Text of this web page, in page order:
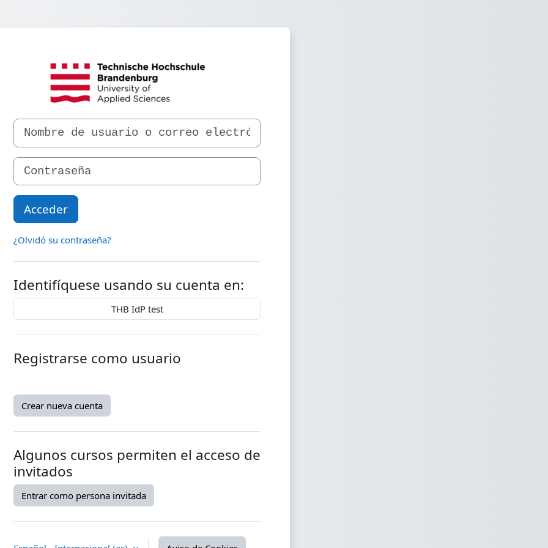
Entrar a Externe Lernplattform TH
Nombre de usuario o correo electrónico
Contraseña
Acceder
¿Olvidó su contraseña?
Identifíquese usando su cuenta en:
THB IdP test
Registrarse como usuario
Crear nueva cuenta
Algunos cursos permiten el acceso de
invitados
Entrar como persona invitada